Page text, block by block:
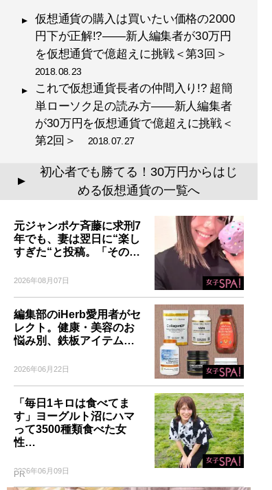
仮想通貨の購入は買いたい価格の2000
円下が正解!?――新人編集者が30万円
を仮想通貨で億超えに挑戦＜第3回＞
2018.08.23
これで仮想通貨長者の仲間入り!? 超簡
単ローソク足の読み方――新人編集者
が30万円を仮想通貨で億超えに挑戦＜
第2回＞ 2018.07.27
▲
初心者でも勝てる！30万円からはじ
める仮想通貨の一覧へ
元ジャンポケ斉藤に求刑7
年でも、妻は翌日に“楽し
すぎた“と投稿。「その…
2026年08月07日
編集部のiHerb愛用者がセ
レクト。健康・美容のお
悩み別、鉄板アイテム…
2026年06月22日
「毎日1キロは食べてま
す」ヨーグルト沼にハマ
って3500種類食べた女
性…
2026年06月09日
PR